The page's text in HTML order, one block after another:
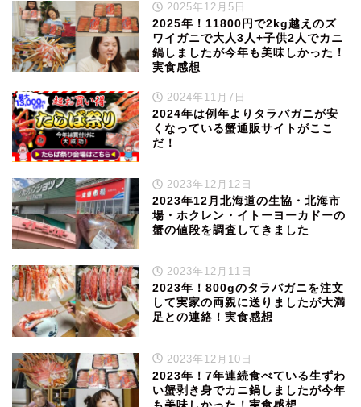
2025年12月5日
2025年！11800円で2kg越えのズ
ワイガニで大人3人+子供2人でカニ
鍋しましたが今年も美味しかった！
実食感想
2024年11月7日
2024年は例年よりタラバガニが安
くなっている蟹通販サイトがここ
だ！
2023年12月12日
2023年12月北海道の生協・北海市
場・ホクレン・イトーヨーカドーの
蟹の値段を調査してきました
2023年12月11日
2023年！800gのタラバガニを注文
して実家の両親に送りましたが大満
足との連絡！実食感想
2023年12月10日
2023年！7年連続食べている生ずわ
い蟹剥き身でカニ鍋しましたが今年